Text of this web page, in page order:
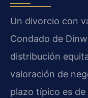
Un divorcio con
Condado de
distribución
valoración de
plazo típico es